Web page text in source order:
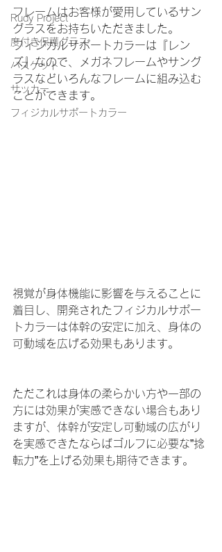
Rudy Project
度付き保護グラス
バスケット
サッカー
フィジカルサポートカラー
フレームはお客様が愛用しているサン
グラスをお持ちいただきました。
フィジカルサポートカラーは『レン
ズ』なので、メガネフレームやサング
ラスなどいろんなフレームに組み込む
ことができます。
視覚が身体機能に影響を与えることに
着目し、開発されたフィジカルサポー
トカラーは体幹の安定に加え、身体の
可動域を広げる効果もあります。
ただこれは身体の柔らかい方や一部の
方には効果が実感できない場合もあり
ますが、体幹が安定し可動域の広がり
を実感できたならばゴルフに必要な”捻
転力”を上げる効果も期待できます。